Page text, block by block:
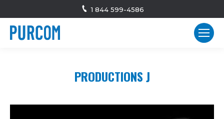
1 844 599-4586
PRODUCTIONS J